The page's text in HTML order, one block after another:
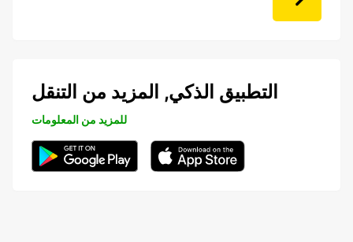
التطبيق الذكي, المزيد من التنقل
للمزيد من المعلومات